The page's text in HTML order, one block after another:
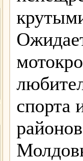
спорта